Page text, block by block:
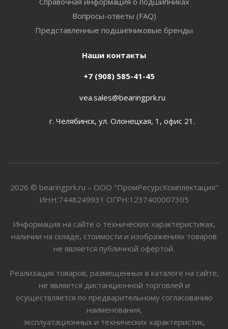
Вопросы-ответы (FAQ)
Представленные подшипниковые бренды
Наши контакты
+7 (908) 585-41-45
vea.sales@bearingprk.ru
г. Челябинск, ул. Олонецкая, 1, офис 21.
2026 © bearingprk.ru – ООО "ПромРесурсКомплектация"
ИНН:7448249931 ОГРН:1237400007305
Информация на сайте о технических характеристиках,
наличии на складе, стоимости и изображениях товаров
не является публичной офертой.
Реализация товаров, размещенных в каталоге на сайте,
не является дистанционной торговлей и
осуществляется по предварительному согласованию
наименования,
эксплуатационных и технических характеристик,